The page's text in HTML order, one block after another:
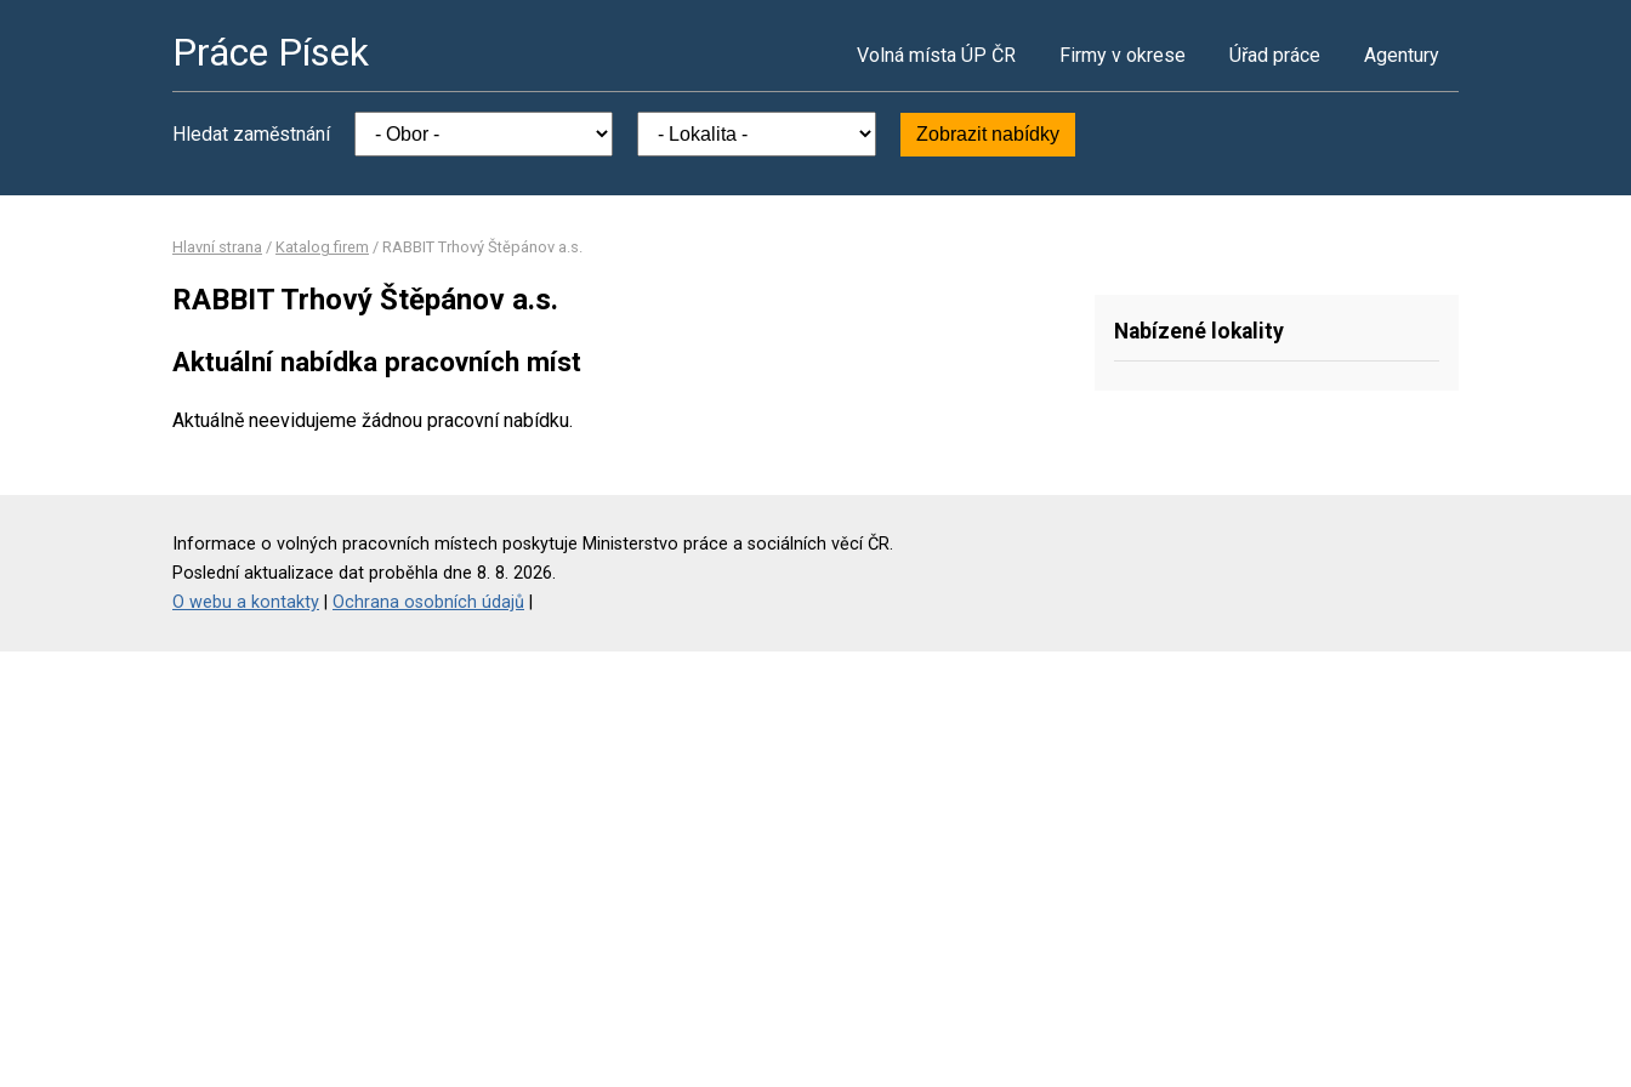
Práce Písek Volná místa ÚP ČR Firmy v okrese Úřad práce Agentury
Hledat zaměstnání Zobrazit nabídky
Hlavní strana / Katalog firem / RABBIT Trhový Štěpánov a.s.
RABBIT Trhový Štěpánov a.s.
Aktuální nabídka pracovních míst
Aktuálně neevidujeme žádnou pracovní nabídku.
Nabízené lokality
Informace o volných pracovních místech poskytuje Ministerstvo práce a sociálních věcí ČR.
Poslední aktualizace dat proběhla dne 8. 8. 2026.
O webu a kontakty
Ochrana osobních údajů